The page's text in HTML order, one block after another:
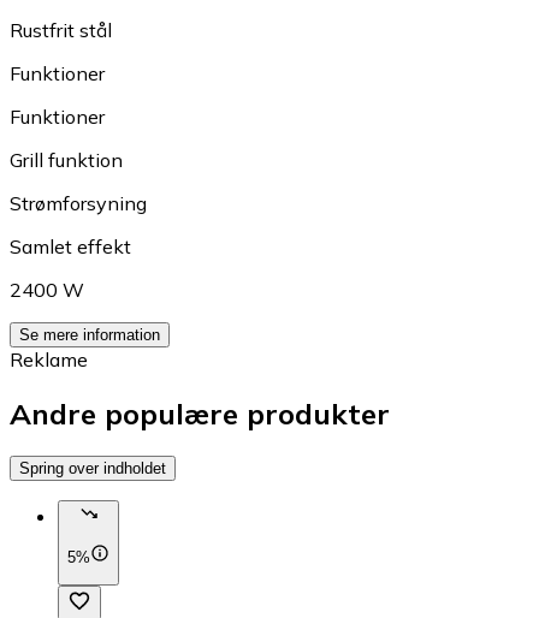
Rustfrit stål
Funktioner
Funktioner
Grill funktion
Strømforsyning
Samlet effekt
2400 W
Se mere information
Reklame
Andre populære produkter
Spring over indholdet
5%